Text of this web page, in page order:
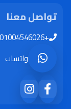
تواصل معنا
+201004546026
واتساب